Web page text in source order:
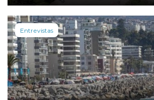
Entrevistas